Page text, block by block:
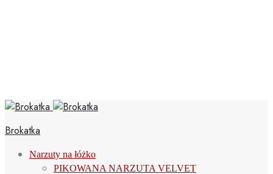
Brokatka
Narzuty na łóżko
PIKOWANA NARZUTA VELVET